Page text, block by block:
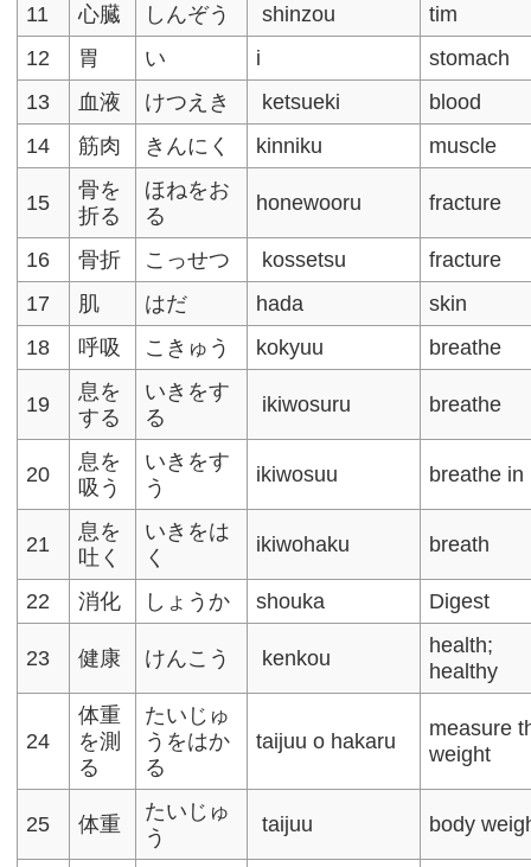
11
心臓 しんぞう shinzou
tim
12
胃 い i
stomach
13
血液 けつえき ketsueki
blood
14
筋肉 きんにく kinniku muscle
15
骨を
折る
ほねをお
る
honewooru fracture
16 骨折 こっせつ kossetsu
fracture
17
肌 はだ hada
skin
18
呼吸 こきゅう kokyuu breathe
19
息を
する
いきをす
る
ikiwosuru breathe
20
息を
吸う
いきをす
う
ikiwosuu breathe in
21
息を
吐く
いきをは
く
ikiwohaku breath
22 消化 しょうか shouka Digest
23 健康 けんこう kenkou
health;
healthy
24
体重
を測
る
たいじゅ
うをはか
る
taijuu o hakaru
measure
weight
25 体重
たいじゅ
う
taijuu body